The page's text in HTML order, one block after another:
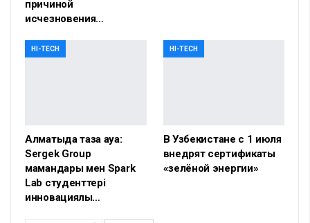
причиной
исчезновения…
HI-TECH
Алматыда таза ауа:
Sergek Group
мамандары мен Spark
Lab студенттері
инновациялық…
HI-TECH
В Узбекистане с 1 июля
внедрят сертификаты
«зелёной энергии»